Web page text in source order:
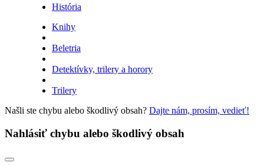
História
Knihy
Beletria
Detektívky, trilery a horory
Trilery
Našli ste chybu alebo škodlivý obsah? Dajte nám, prosím, vedieť!
Nahlásiť chybu alebo škodlivý obsah